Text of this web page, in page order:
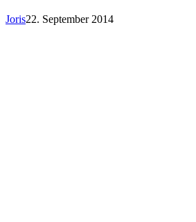
Joris22. September 2014